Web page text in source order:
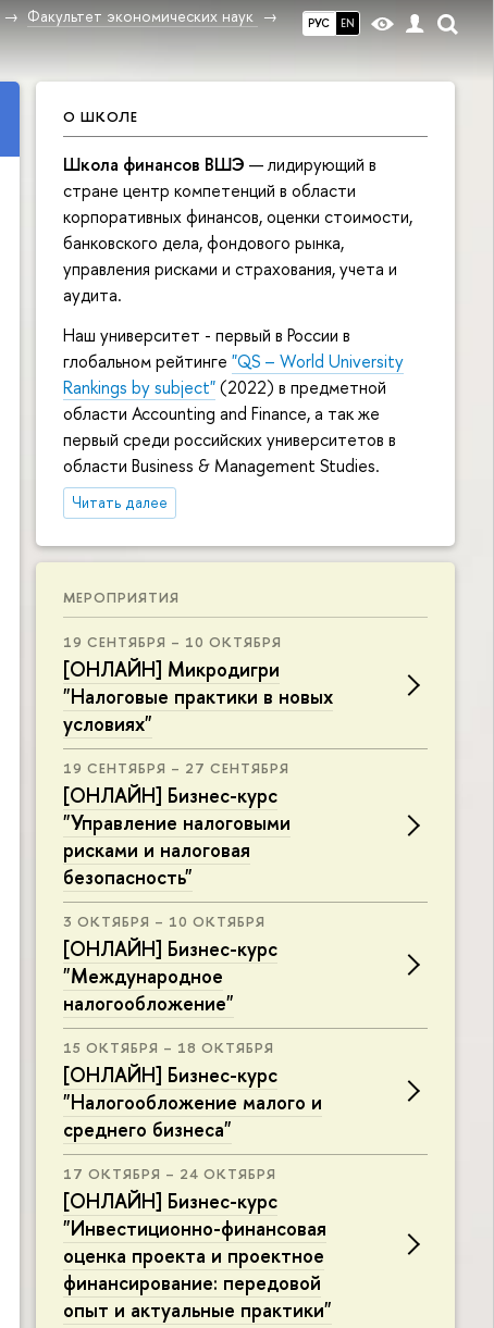
РУС EN
Факультет экономических наук
О ШКОЛЕ
Школа финансов ВШЭ — лидирующий в
стране центр компетенций в области
корпоративных финансов, оценки стоимости,
банковского дела, фондового рынка,
управления рисками и страхования, учета и
аудита.
Наш университет - первый в России в
глобальном рейтинге "QS – World University
Rankings by subject"(2022) в предметной
области Accounting and Finance, а так же
первый среди российских университетов в
области Business & Management Studies.
Читать далее
МЕРОПРИЯТИЯ
19 СЕНТЯБРЯ – 10 ОКТЯБРЯ
[ОНЛАЙН] Микродигри
"Налоговые практики в новых
условиях"
19 СЕНТЯБРЯ – 27 СЕНТЯБРЯ
[ОНЛАЙН] Бизнес-курс
"Управление налоговыми
рисками и налоговая
безопасность"
3 ОКТЯБРЯ – 10 ОКТЯБРЯ
[ОНЛАЙН] Бизнес-курс
"Международное
налогообложение"
15 ОКТЯБРЯ – 18 ОКТЯБРЯ
[ОНЛАЙН] Бизнес-курс
"Налогообложение малого и
среднего бизнеса"
17 ОКТЯБРЯ – 24 ОКТЯБРЯ
[ОНЛАЙН] Бизнес-курс
"Инвестиционно-финансовая
оценка проекта и проектное
финансирование: передовой
опыт и актуальные практики"